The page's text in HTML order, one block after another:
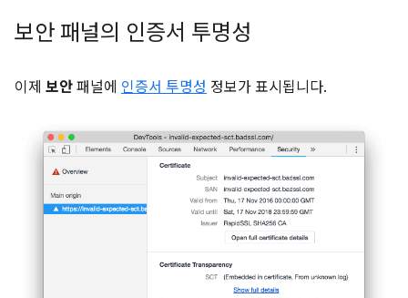
보안 패널의 인증서 투명성
이제 보안 패널에 인증서 투명성 정보가 표시됩니다.